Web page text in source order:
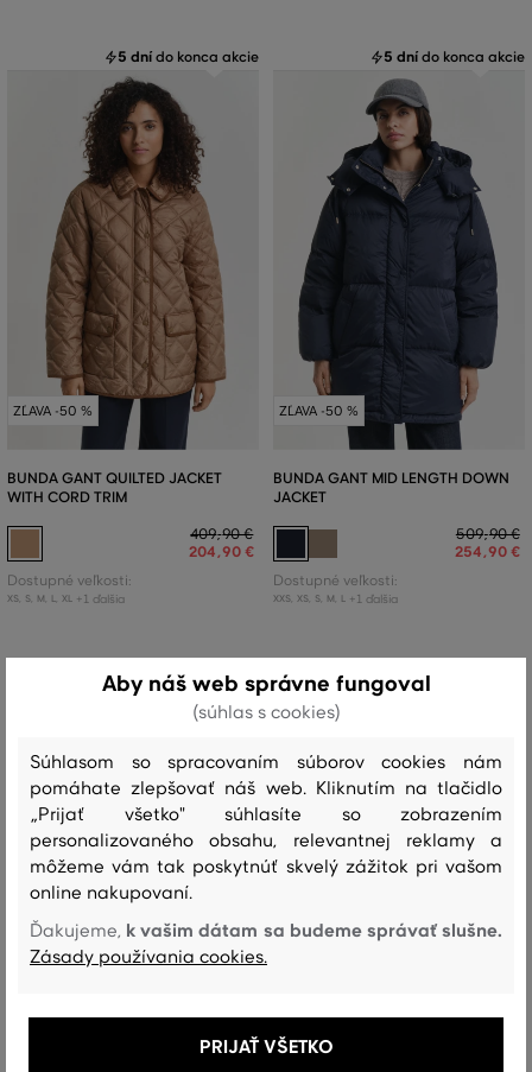
5 dní do konca akcie
ZĽAVA -50 %
BUNDA GANT QUILTED JACKET
WITH CORD TRIM
409,90 €
204,90 €
Dostupné veľkosti:
XS, S, M L, XL +1 ďalšia
5 dní do konca akcie
ZĽAVA -50 %
BUNDA GANT MID LENGTH DOWN
JACKET
509,90 €
254,90 €
Dostupné veľkosti:
XXS, XS, S, M L +1 ďalšia
ZĽAVA -50 % ZĽAVA -50 %
Aby náš web správne fungoval
(súhlas s cookies)
Súhlasom so spracovaním súborov cookies nám
pomáhate zlepšovať náš web. Kliknutím na tlačidlo
„Prijať všetko" súhlasíte so zobrazením
personalizovaného obsahu, relevantnej reklamy a
môžeme vám tak poskytnúť skvelý zážitok pri vašom
online nakupovaní.
Ďakujeme, k vašim dátam sa budeme správať slušne.
Zásady používania cookies.
PRIJAŤ VŠETKO